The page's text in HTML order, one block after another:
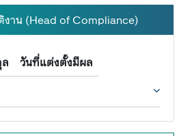
าน (Head of Compliance)
วันที่แต่งตั้งมีผล